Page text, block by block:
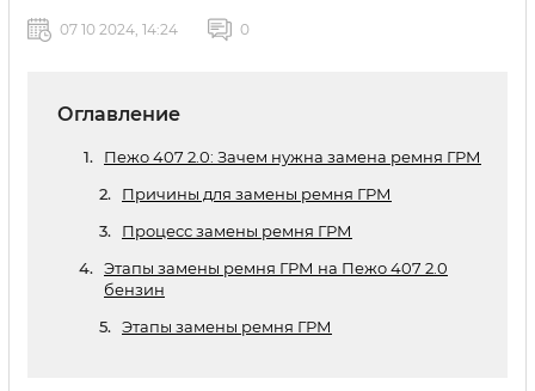
07 10 2024, 14:24 0
Оглавление
Пежо 407 2.0: Зачем нужна замена ремня ГРМ
Причины для замены ремня ГРМ
Процесс замены ремня ГРМ
Этапы замены ремня ГРМ на Пежо 407 2.0
бензин
Этапы замены ремня ГРМ